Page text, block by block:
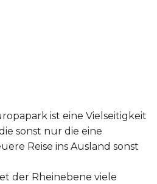
ist eine Vielseitigkeit
sonst nur die eine
Reise ins Ausland sonst
der Rheinebene viele